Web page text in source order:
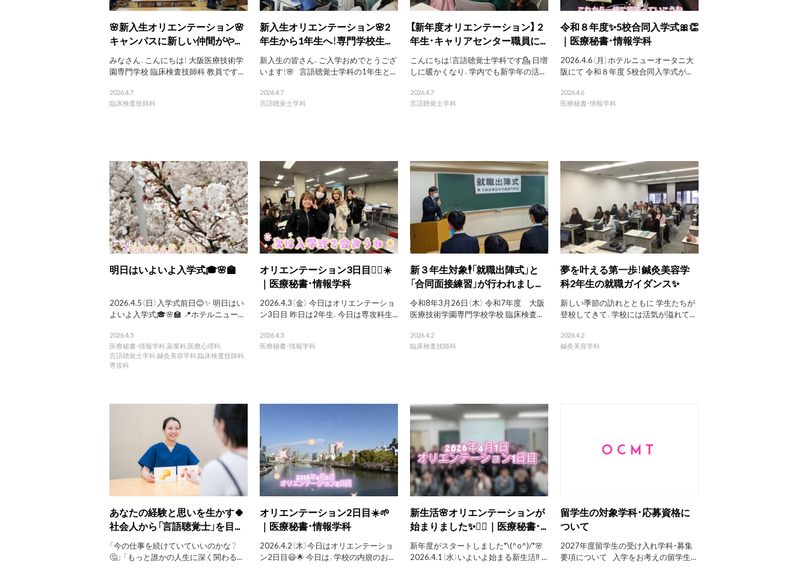
🌸新入生オリエンテーション🌸
キャンパスに新しい仲間がや...
みなさん、こんにちは！ 大阪医療技術学
園専門学校 臨床検査技師科 教員です...
2026.4.7
臨床検査技師科
新入生オリエンテーション🌸2
年生から1年生へ！専門学校生...
新入生の皆さん、ご入学おめでとうござ
います！🌸 言語聴覚士学科の1年生と...
2026.4.7
言語聴覚士学科
【新年度オリエンテーション】 2
年生・キャリアセンター職員に...
こんにちは！言語聴覚士学科です💁 日増
しに暖かくなり、学内でも新学年の活...
2026.4.7
言語聴覚士学科
令和８年度✨5校合同入学式🎀👏
｜医療秘書・情報学科
2026.4.6（月）ホテルニューオータニ大
阪にて 令和８年度 5校合同入学式が...
2026.4.6
医療秘書・情報学科
明日はいよいよ入学式🎓🌸🏫
2026.4.5（日）入学式前日😊✨ 明日はい
よいよ入学式🎓🌸🏫 📍ホテルニュー...
2026.4.5
医療秘書・情報学科,薬業科,医療心理科,
言語聴覚士学科,鍼灸美容学科,臨床検査技師科,
専攻科
オリエンテーション3日目🙆‍♀️☀️
｜医療秘書・情報学科
2026.4.3（金） 今日はオリエンテーショ
ン3日目 昨日は2年生、今日は専攻科生...
2026.4.3
医療秘書・情報学科
新３年生対象🕴️「就職出陣式」と
「合同面接練習」が行われまし...
令和8年3月26日（木） 令和7年度 大阪
医療技術学園専門学校学校 臨床検査...
2026.4.2
臨床検査技師科
夢を叶える第一歩！鍼灸美容学
科2年生の就職ガイダンス✨
新しい季節の訪れとともに 学生たちが
登校してきて、学校には活気が溢れて...
2026.4.2
鍼灸美容学科
あなたの経験と思いを生かす🍀
社会人から「言語聴覚士」を目...
「今の仕事を続けていていいのかな？
🤔」 「もっと誰かの人生に深く関わる...
オリエンテーション2日目☀️🌱
｜医療秘書・情報学科
2026.4.2（木）今日はオリエンテーショ
ン2日目😃🌟 今日は、学校の内規のお...
新生活🌸オリエンテーションが
始まりました✨💁‍♀️｜医療秘書・...
新年度がスタートしました*\(^o^)/*🌸
2026.4.1（水）いよいよ始まる新生活‼︎ ...
留学生の対象学科・応募資格に
ついて
2027年度留学生の受け入れ学科・募集
要項について 入学をお考えの留学生...